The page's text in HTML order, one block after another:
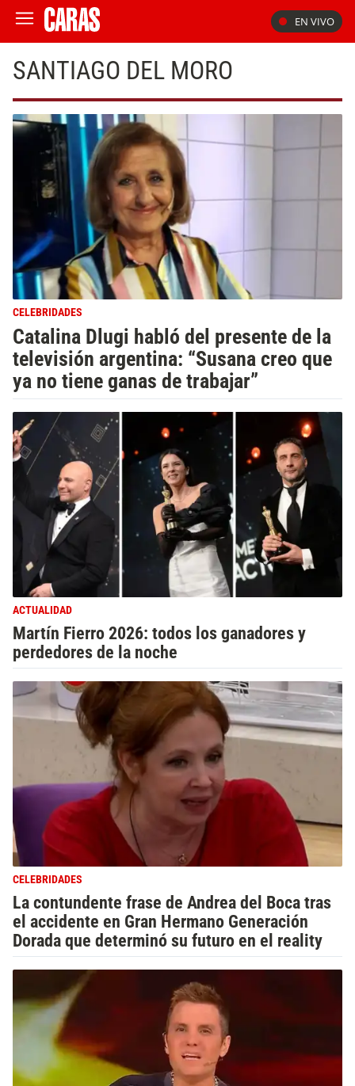
EN VIVO
SANTIAGO DEL MORO
CELEBRIDADES
Catalina Dlugi habló del presente de la
televisión argentina: “Susana creo que
ya no tiene ganas de trabajar”
ACTUALIDAD
Martín Fierro 2026: todos los ganadores y
perdedores de la noche
CELEBRIDADES
La contundente frase de Andrea del Boca tras
el accidente en Gran Hermano Generación
Dorada que determinó su futuro en el reality